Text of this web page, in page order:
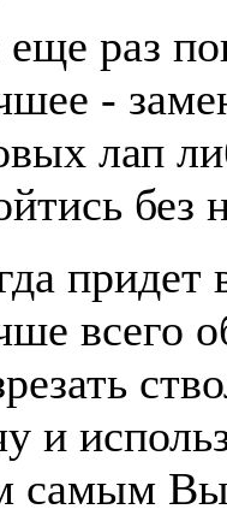
раз
-
лап
без
придет
всего
и
самым